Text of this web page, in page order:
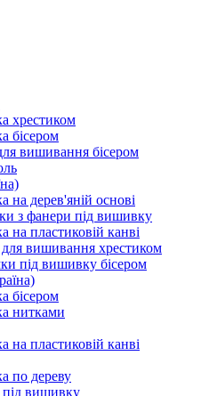
хрестиком
бісером
вишивання бісером
на дерев'яній основі
з фанери під вишивку
на пластиковій канві
вишивання хрестиком
під вишивку бісером
бісером
нитками
на пластиковій канві
по дереву
вишивку